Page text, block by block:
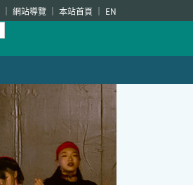
網站導覽 本站首頁 EN